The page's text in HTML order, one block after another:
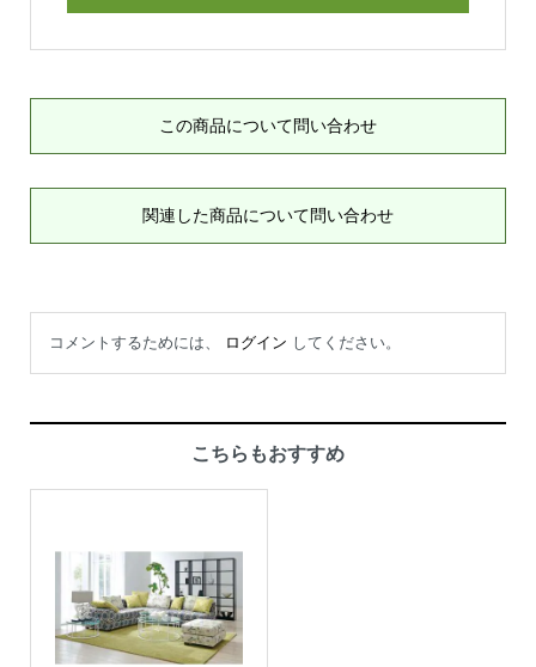
この商品について問い合わせ
関連した商品について問い合わせ
コメントするためには、 ログイン してください。
こちらもおすすめ